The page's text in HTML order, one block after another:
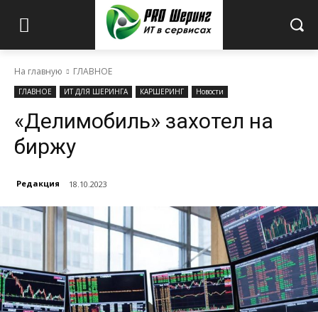
На главную ГЛАВНОЕ
ГЛАВНОЕ ИТ ДЛЯ ШЕРИНГА КАРШЕРИНГ Новости
«Делимобиль» захотел на
биржу
Редакция 18.10.2023